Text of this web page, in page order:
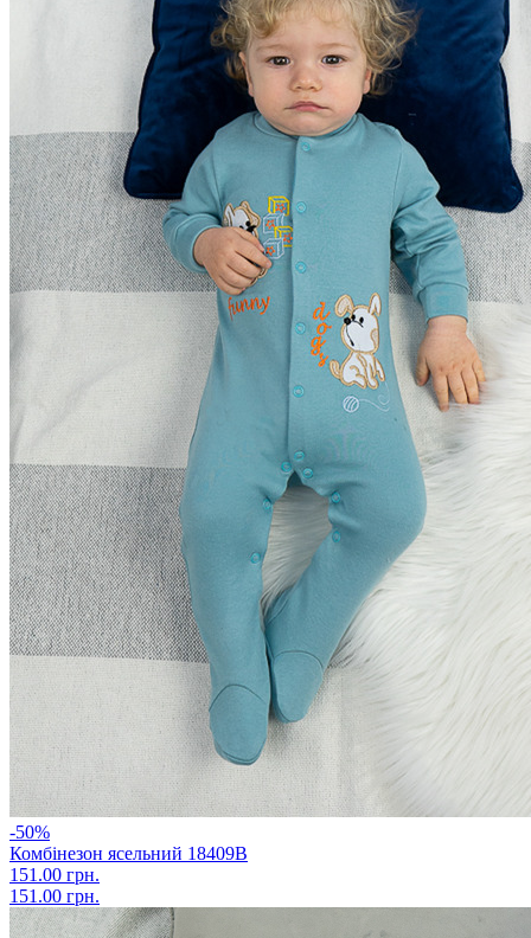
-50%
Комбінезон ясельний 18409В
151.00 грн.
151.00 грн.